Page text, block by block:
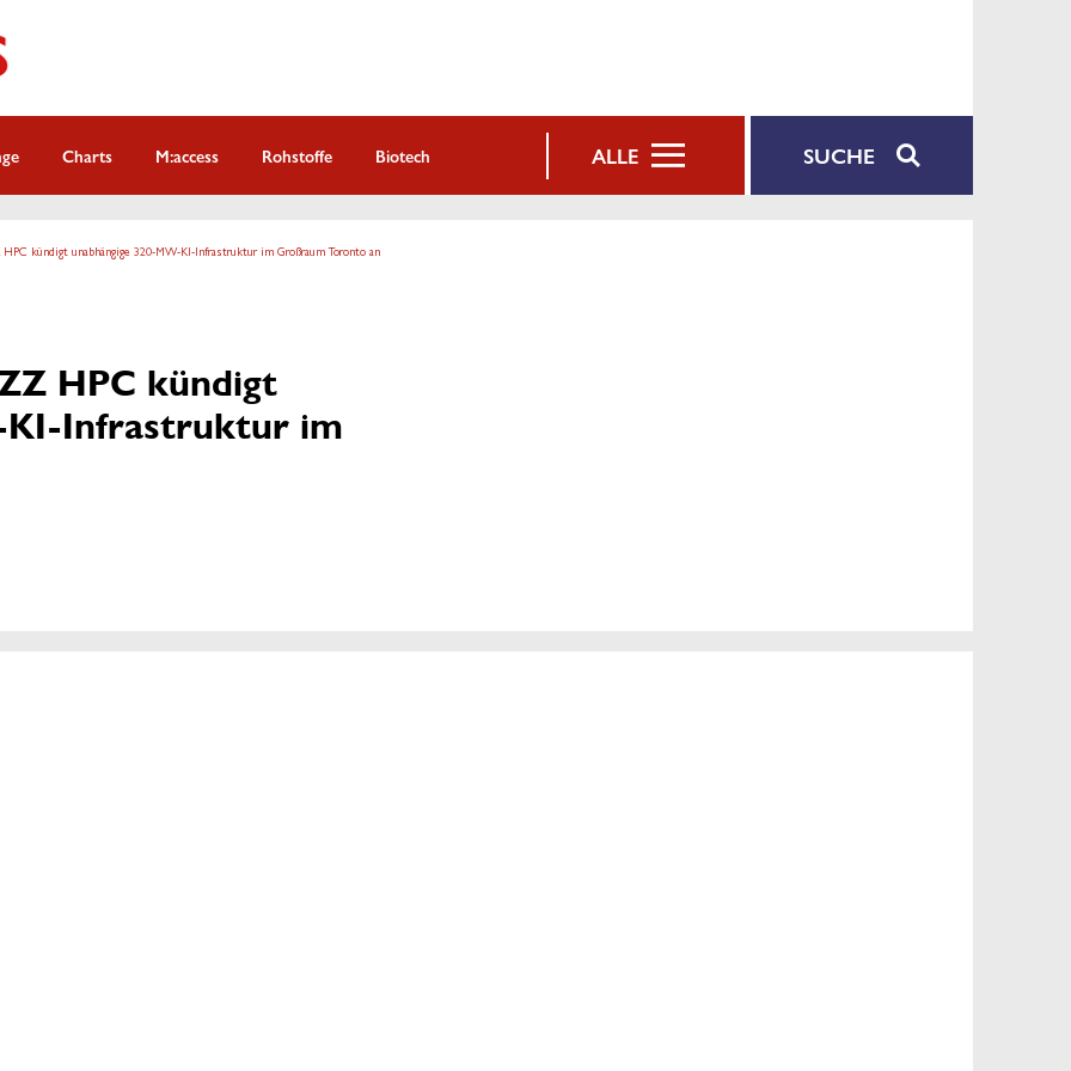
SUCHE
ALLE
Charts M:access Rohstoffe Biotech
kündigt unabhängige 320-MW-KI-Infrastruktur im Großraum Toronto an
HPC kündigt
KI-Infrastruktur im